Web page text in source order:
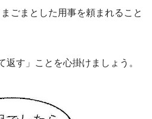
ごまとした用事を頼まれること
返す」ことを心掛けましょう。